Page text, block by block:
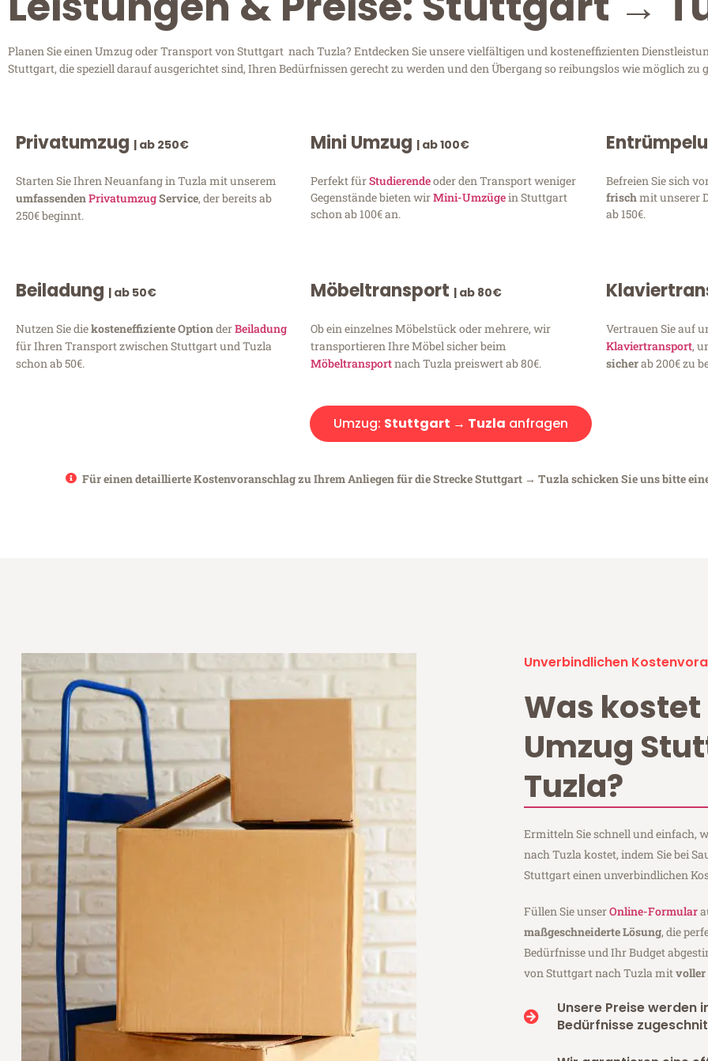
Planen Sie einen Umzug oder Transport von Stuttgart nach Tuzla? Entdecken Sie unsere vielfältigen und kosteneffizienten
Stuttgart, die speziell darauf ausgerichtet sind, Ihren Bedürfnissen gerecht zu werden und den Übergang so reibungslos wie möglich zu
Privatumzug | ab 250€
Starten Sie Ihren Neuanfang in Tuzla mit unserem
umfassendenPrivatumzugService, der bereits ab
250€ beginnt.
Mini Umzug | ab 100€
Perfekt fürStudierendeoder den Transport weniger
Gegenstände bieten wirMini-Umzügein Stuttgart
schon ab 100€ an.
Befreien Sie sich
frischmit unserer
ab 150€.
Beiladung | ab 50€
Nutzen Sie diekosteneffiziente OptionderBeiladung
für Ihren Transport zwischen Stuttgart und Tuzla
schon ab 50€.
Möbeltransport | ab 80€
Ob ein einzelnes Möbelstück oder mehrere, wir
transportieren Ihre Möbel sicher beim
Möbeltransportnach Tuzla preiswert ab 80€.
Vertrauen Sie auf
Klaviertransport,
sicherab 200€ zu
Umzug: Stuttgart → Tuzla anfragen
Für einen detaillierte Kostenvoranschlag zu Ihrem Anliegen für die Strecke Stuttgart → Tuzla schicken Sie uns bitte
Unverbindlichen
Was kostet
Umzug
Tuzla?
Ermitteln Sie schnell und einfach,
nach Tuzla kostet, indem Sie bei
Stuttgart einen unverbindlichen
Füllen Sie unserOnline-Formular
maßgeschneiderte Lösung, die
Bedürfnisse und Ihr Budget
von Stuttgart nach Tuzla mitvoller
Unsere Preise werden
Bedürfnisse